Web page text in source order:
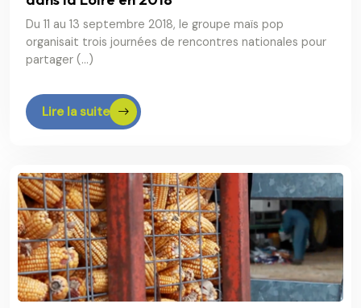
Du 11 au 13 septembre 2018, le groupe maïs pop
organisait trois journées de rencontres nationales pour
partager (…)
Lire la suite